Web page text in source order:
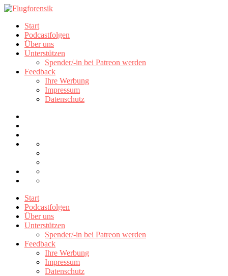
Start
Podcastfolgen
Über uns
Unterstützen
Spender/-in bei Patreon werden
Feedback
Ihre Werbung
Impressum
Datenschutz
Start
Podcastfolgen
Über uns
Unterstützen
Spender/-in bei Patreon werden
Feedback
Ihre Werbung
Impressum
Datenschutz